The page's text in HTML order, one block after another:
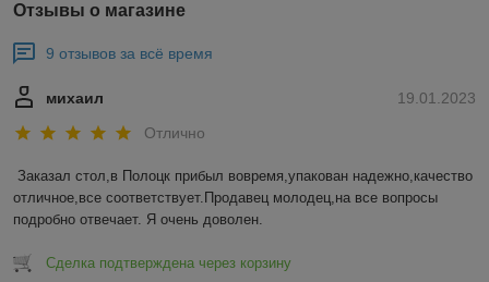
Отзывы о магазине
9 отзывов за всё время
19.01.2023
михаил
Отлично
Заказал стол,в Полоцк прибыл вовремя,упакован надежно,качество
отличное,все соответствует.Продавец молодец,на все вопросы
подробно отвечает. Я очень доволен.
Сделка подтверждена через корзину